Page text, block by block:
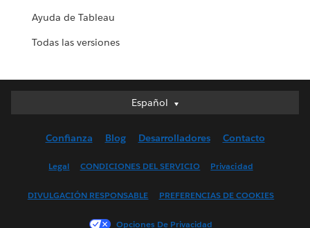
Ayuda de Tableau
Todas las versiones
Español
Español
English (UK)
Français (France)
Confianza Blog Desarrolladores Contacto
Legal CONDICIONES DEL SERVICIO Privacidad
DIVULGACIÓN RESPONSABLE PREFERENCIAS DE COOKIES
Opciones De Privacidad